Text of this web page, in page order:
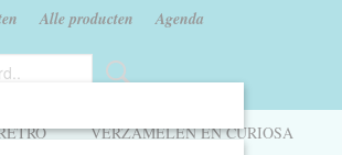
Alle producten Agenda
VERZAMELEN EN CURIOSA